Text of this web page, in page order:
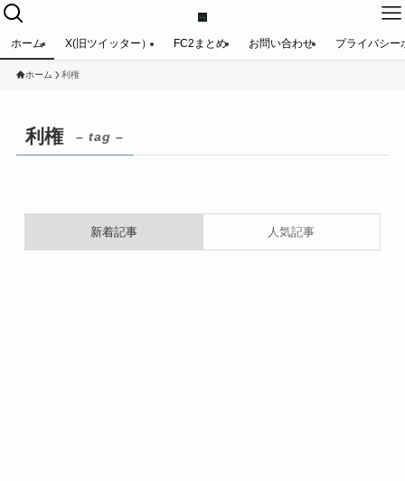
ホーム X(旧ツイッター） FC2まとめ お問い合わせ プライバシー
ホーム 利権
利権 – tag –
新着記事 人気記事